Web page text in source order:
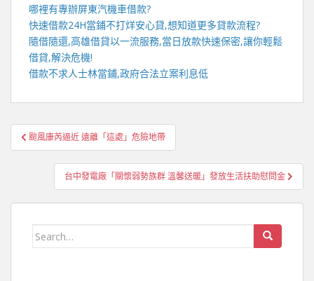
哪裡有專辦屏東汽機車借款?
快速借款24H當鋪不打烊安心貸,想知道更多貸款流程?
隨借隨還,高雄借貸以一流服務,當日放款快速保密,讓你輕鬆
借貸,解決危機!
借款不求人士林當鋪,政府合法立案利息低
文
章
颱風康芮逼近 遠離「這處」危險地帶
台中發電廠「關懷弱勢族群 溫馨送暖」發放生活扶助慰問金
Search